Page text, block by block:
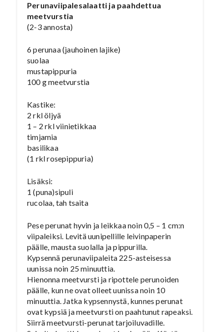
Perunaviipalesalaatti ja paahdettua
meetvurstia
(2-3 annosta)
6 perunaa (jauhoinen lajike)
suolaa
mustapippuria
100 g meetvurstia
Kastike:
2 rkl öljyä
1 – 2 rkl viinietikkaa
timjamia
basilikaa
(1 rkl rosepippuria)
Lisäksi:
1 (puna)sipuli
rucolaa, tah tsaita
Pese perunat hyvin ja leikkaa noin 0,5 – 1 cm:n
viipaleiksi. Levitä uunipellille leivinpaperin
päälle, mausta suolalla ja pippurilla.
Kypsennä perunaviipaleita 225-asteisessa
uunissa noin 25 minuuttia.
Hienonna meetvursti ja ripottele perunoiden
päälle, kun ne ovat olleet uunissa noin 10
minuuttia. Jatka kypsennystä, kunnes perunat
ovat kypsiä ja meetvursti on paahtunut rapeaksi.
Siirrä meetvursti-perunat tarjoiluvadille.